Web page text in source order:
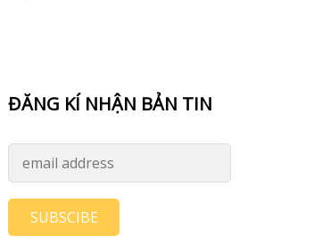
ĐĂNG KÍ NHẬN BẢN TIN
SUBSCIBE